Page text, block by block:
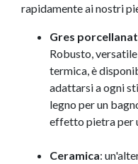
rapidamente ai nostri
Gres
Robusto,
termica, è
adattarsi a ogni
legno per un
effetto pietra per
Ceramica: